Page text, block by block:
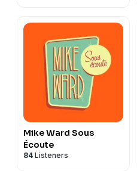
Mike Ward Sous
Écoute
84 Listeners